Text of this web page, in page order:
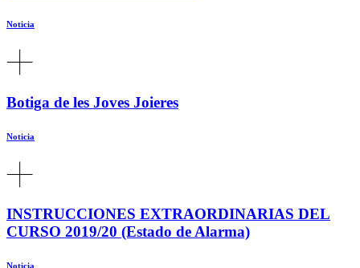
Noticia
Botiga de les Joves Joieres
Noticia
INSTRUCCIONES EXTRAORDINARIAS DEL
CURSO 2019/20 (Estado de Alarma)
Noticia